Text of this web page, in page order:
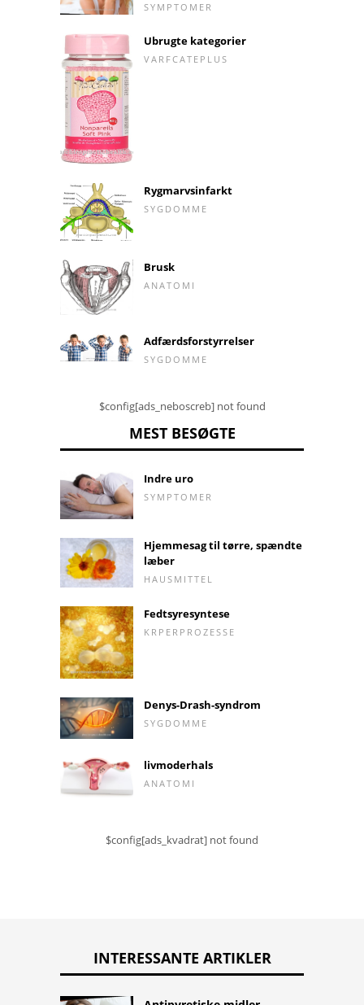
SYMPTOMER
Ubrugte kategorier
VARFCATEPLUS
Rygmarvsinfarkt
SYGDOMME
Brusk
ANATOMI
Adfærdsforstyrrelser
SYGDOMME
$config[ads_neboscreb] not found
MEST BESØGTE
Indre uro
SYMPTOMER
Hjemmesag til tørre, spændte
læber
HAUSMITTEL
Fedtsyresyntese
KRPERPROZESSE
Denys-Drash-syndrom
SYGDOMME
livmoderhals
ANATOMI
$config[ads_kvadrat] not found
INTERESSANTE ARTIKLER